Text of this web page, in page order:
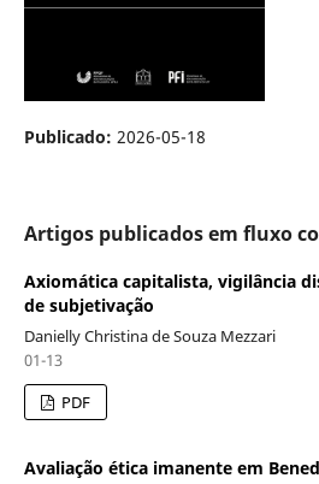
Publicado: 2026-05-18
Artigos publicados em fluxo
Axiomática capitalista, vigilância
de subjetivação
Danielly Christina de Souza Mezzari
01-13
PDF
Avaliação ética imanente em